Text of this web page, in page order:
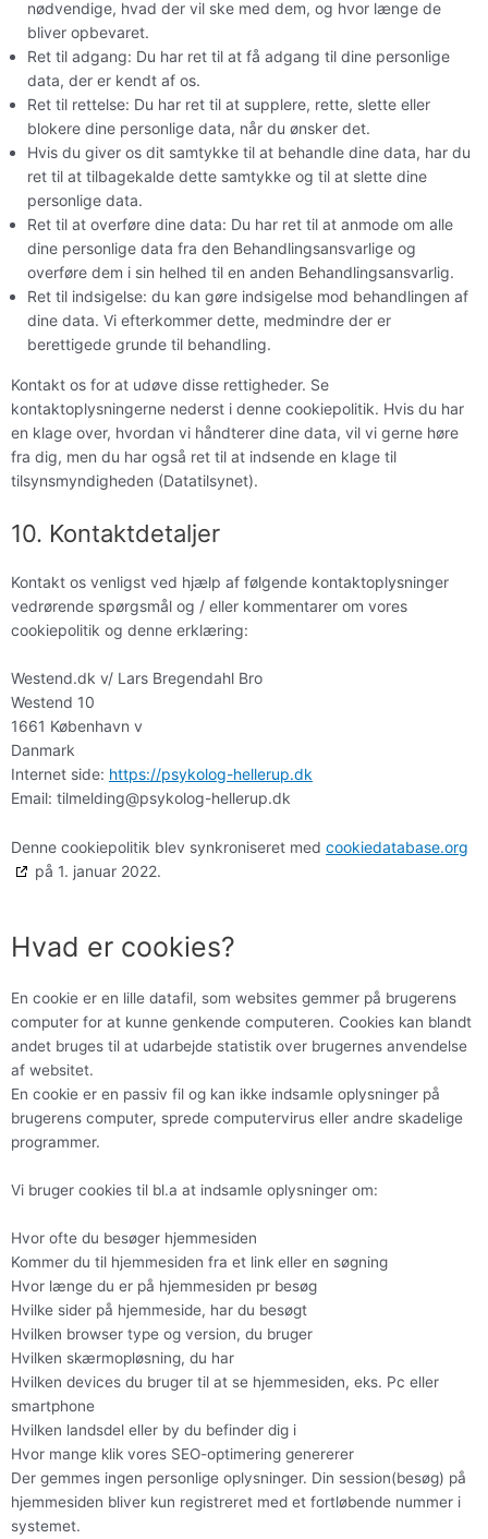
nødvendige, hvad der vil ske med dem, og hvor længe de
bliver opbevaret.
Ret til adgang: Du har ret til at få adgang til dine personlige
data, der er kendt af os.
Ret til rettelse: Du har ret til at supplere, rette, slette eller
blokere dine personlige data, når du ønsker det.
Hvis du giver os dit samtykke til at behandle dine data, har du
ret til at tilbagekalde dette samtykke og til at slette dine
personlige data.
Ret til at overføre dine data: Du har ret til at anmode om alle
dine personlige data fra den Behandlingsansvarlige og
overføre dem i sin helhed til en anden Behandlingsansvarlig.
Ret til indsigelse: du kan gøre indsigelse mod behandlingen af ​​
dine data. Vi efterkommer dette, medmindre der er
berettigede grunde til behandling.
Kontakt os for at udøve disse rettigheder. Se
kontaktoplysningerne nederst i denne cookiepolitik. Hvis du har
en klage over, hvordan vi håndterer dine data, vil vi gerne høre
fra dig, men du har også ret til at indsende en klage til
tilsynsmyndigheden (Datatilsynet).
10. Kontaktdetaljer
Kontakt os venligst ved hjælp af følgende kontaktoplysninger
vedrørende spørgsmål og / eller kommentarer om vores
cookiepolitik og denne erklæring:
Westend.dk v/ Lars Bregendahl Bro
Westend 10
1661 København v
Danmark
Internet side: https://psykolog-hellerup.dk
Email: tilmelding@psykolog-hellerup.dk
Denne cookiepolitik blev synkroniseret med cookiedatabase.org
på 1. januar 2022.
Hvad er cookies?
En cookie er en lille datafil, som websites gemmer på brugerens
computer for at kunne genkende computeren. Cookies kan blandt
andet bruges til at udarbejde statistik over brugernes anvendelse
af websitet.
En cookie er en passiv fil og kan ikke indsamle oplysninger på
brugerens computer, sprede computervirus eller andre skadelige
programmer.
Vi bruger cookies til bl.a at indsamle oplysninger om:
Hvor ofte du besøger hjemmesiden
Kommer du til hjemmesiden fra et link eller en søgning
Hvor længe du er på hjemmesiden pr besøg
Hvilke sider på hjemmeside, har du besøgt
Hvilken browser type og version, du bruger
Hvilken skærmopløsning, du har
Hvilken devices du bruger til at se hjemmesiden, eks. Pc eller
smartphone
Hvilken landsdel eller by du befinder dig i
Hvor mange klik vores SEO-optimering genererer
Der gemmes ingen personlige oplysninger. Din session(besøg) på
hjemmesiden bliver kun registreret med et fortløbende nummer i
systemet.